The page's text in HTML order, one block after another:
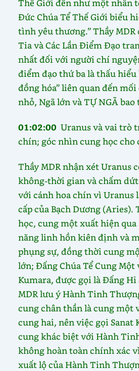
Thế Giới đến như một nhân
Đức Chúa Tể Thế Giới biểu
tình yêu thương.” Thầy
Tia và Các Lần Điểm Đạo
nhất đối với người chí
điểm đạo thứ ba là thấu hiểu
đồng hóa” liên quan đến
nhỏ, Ngã lớn và TỰ NGÃ
01:02:00Uranus và vai trò
chín; góc nhìn cung học cho
Thầy MDR nhận xét Uranus
không-thời gian và chấm
với cánh hoa chín vì Uranus
cấp của Bạch Dương (Aries).
học, cung một xuất hiện qua
năng linh hồn kiên định và
phụng sự, đồng thời cung
lớn; Đấng Chúa Tể Cung Một
Kumara, được gọi là Đấng
MDR lưu ý Hành Tinh
cung chân thần là cung một
cung hai, nên việc gọi Sanat
cung khác biệt với Hành
không hoàn toàn chính xác
xuất lộ của Hành Tinh